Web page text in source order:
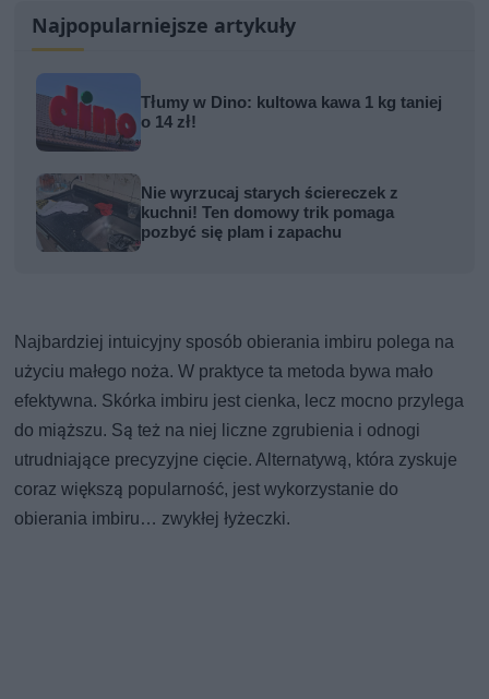
Najpopularniejsze artykuły
Tłumy w Dino: kultowa kawa 1 kg taniej
o 14 zł!
Nie wyrzucaj starych ściereczek z
kuchni! Ten domowy trik pomaga
pozbyć się plam i zapachu
Najbardziej intuicyjny sposób obierania imbiru polega na
użyciu małego noża. W praktyce ta metoda bywa mało
efektywna. Skórka imbiru jest cienka, lecz mocno przylega
do miąższu. Są też na niej liczne zgrubienia i odnogi
utrudniające precyzyjne cięcie. Alternatywą, która zyskuje
coraz większą popularność, jest wykorzystanie do
obierania imbiru… zwykłej łyżeczki.